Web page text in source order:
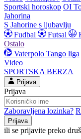
Sportski horoskop OI
Jahorina
S Jahorine s ljubavlju
Fudbal
Futsal
Ostalo
Vaterpolo Tango liga
Video
SPORTSKA BERZA
Prijava
Prijava
Zaboravljena lozinka?
ili se prijavite preko